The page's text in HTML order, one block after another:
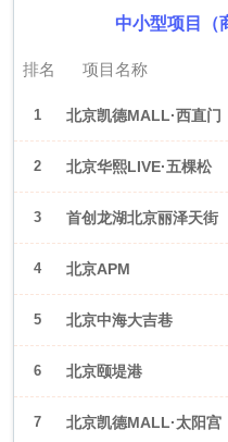
中小型项目（
排名 项目名称
1 北京凯德MALL·西直门
2 北京华熙LIVE·五棵松
3 首创龙湖北京丽泽天街
4 北京APM
5 北京中海大吉巷
6 北京颐堤港
7 北京凯德MALL·太阳宫